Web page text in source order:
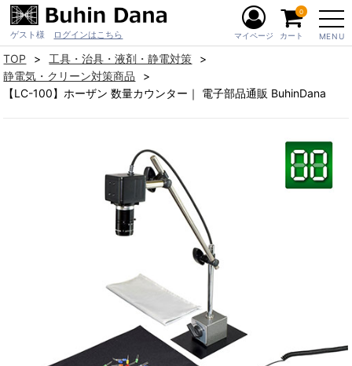
ゲスト様 ログインはこちら MENU
マイページ カート
0
TOP
工具・治具・液剤・静電対策
静電気・クリーン対策商品
【LC-100】ホーザン 数量カウンター｜ 電子部品通販 BuhinDana